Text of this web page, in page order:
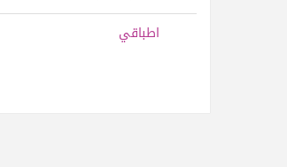
اطباقي